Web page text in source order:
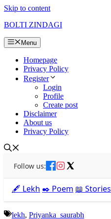
Skip to content
BOLTI ZINDAGI
Menu
Homepage
Privacy Policy
Register
Login
Profile
Create post
Disclaimer
About us
Privacy Policy
Follow us:
🖋️ Lekh ✒️ Poem 📖 Stories
lekh, Priyanka_saurabh